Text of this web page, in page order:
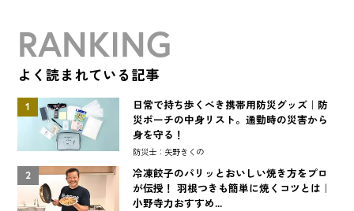
RANKING
よく読まれている記事
1
日常で持ち歩くべき携帯用防災グッズ｜防
災ポーチの中身リスト。通勤時の災害から
身を守る！
防災士：矢野きくの
2
冷凍餃子のパリッとおいしい焼き方をプロ
が伝授！ 羽根つきも簡単に焼くコツとは｜
小野寺力おすすめ...